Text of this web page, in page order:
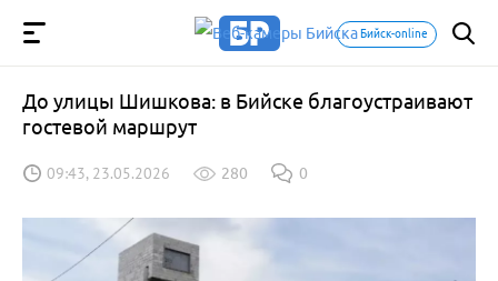
Бийск-online
До улицы Шишкова: в Бийске благоустраивают
гостевой маршрут
09:43, 23.05.2026 280 0